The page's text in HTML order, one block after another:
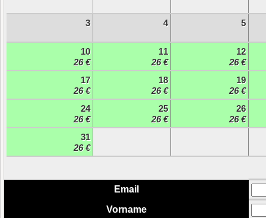
3 4 5
10
26 €
11
26 €
12
26 €
17
26 €
18
26 €
19
26 €
24
26 €
25
26 €
26
26 €
31
26 €
Email
Vorname